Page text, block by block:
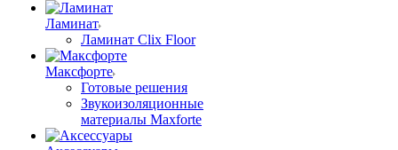
Ламинат
Ламинат Clix Floor
Максфорте
Готовые решения
Звукоизоляционные
материалы Maxforte